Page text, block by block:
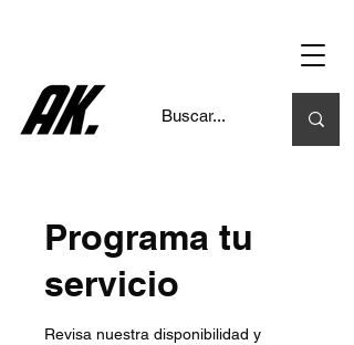
Programa tu
servicio
Revisa nuestra disponibilidad y